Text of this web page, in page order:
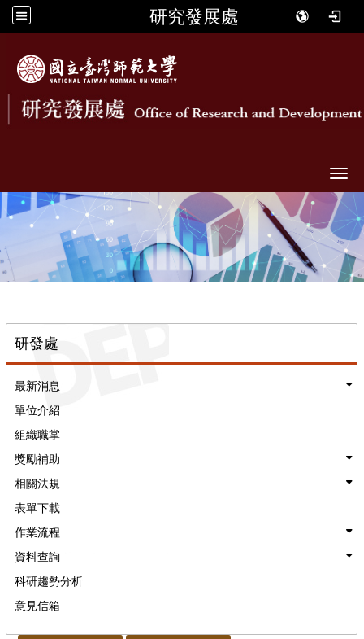
研究發展處
研發處
最新消息
單位介紹
組織職掌
獎勵補助
相關法規
表單下載
作業流程
資料查詢
科研趨勢分析
意見信箱